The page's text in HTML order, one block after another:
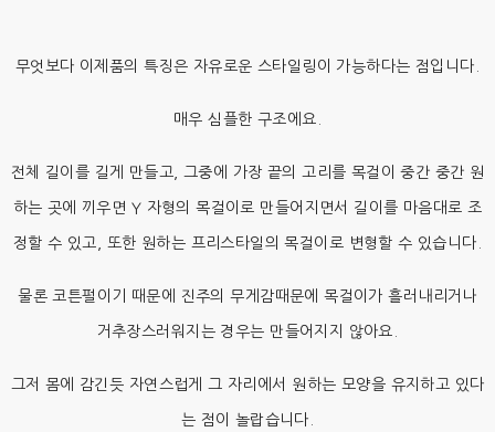
무엇보다 이제품의 특징은 자유로운 스타일링이 가능하다는 점입니다.
매우 심플한 구조에요.
전체 길이를 길게 만들고, 그중에 가장 끝의 고리를 목걸이 중간 중간 원
하는 곳에 끼우면 Y 자형의 목걸이로 만들어지면서 길이를 마음대로 조
정할 수 있고, 또한 원하는 프리스타일의 목걸이로 변형할 수 있습니다.
물론 코튼펄이기 때문에 진주의 무게감때문에 목걸이가 흘러내리거나
거추장스러워지는 경우는 만들어지지 않아요.
그저 몸에 감긴듯 자연스럽게 그 자리에서 원하는 모양을 유지하고 있다
는 점이 놀랍습니다.